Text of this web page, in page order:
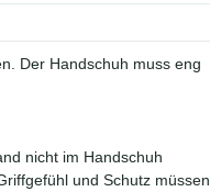
Der Handschuh muss eng
nicht im Handschuh
und Schutz müssen